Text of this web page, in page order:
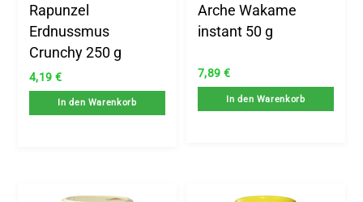
Rapunzel
Erdnussmus
Crunchy 250 g
4,19 €
In den Warenkorb
Arche Wakame
instant 50 g
7,89 €
In den Warenkorb